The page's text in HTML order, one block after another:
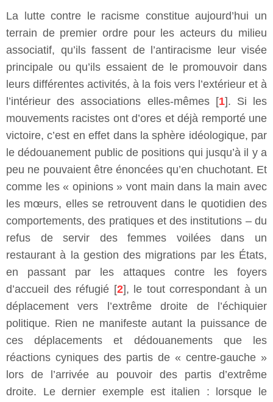
La lutte contre le racisme constitue aujourd’hui un
terrain de premier ordre pour les acteurs du milieu
associatif, qu’ils fassent de l’antiracisme leur visée
principale ou qu’ils essaient de le promouvoir dans
leurs différentes activités, à la fois vers l’extérieur et à
l’intérieur des associations elles-mêmes [1]. Si les
mouvements racistes ont d’ores et déjà remporté une
victoire, c’est en effet dans la sphère idéologique, par
le dédouanement public de positions qui jusqu’à il y a
peu ne pouvaient être énoncées qu’en chuchotant. Et
comme les « opinions » vont main dans la main avec
les mœurs, elles se retrouvent dans le quotidien des
comportements, des pratiques et des institutions – du
refus de servir des femmes voilées dans un
restaurant à la gestion des migrations par les États,
en passant par les attaques contre les foyers
d’accueil des réfugié [2], le tout correspondant à un
déplacement vers l’extrême droite de l’échiquier
politique. Rien ne manifeste autant la puissance de
ces déplacements et dédouanements que les
réactions cyniques des partis de « centre-gauche »
lors de l’arrivée au pouvoir des partis d’extrême
droite. Le dernier exemple est italien : lorsque le